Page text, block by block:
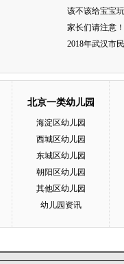
该不该给宝宝
家长们请注意
2018年武汉市
北京一类幼儿园
海淀区幼儿园
西城区幼儿园
东城区幼儿园
朝阳区幼儿园
其他区幼儿园
幼儿园资讯